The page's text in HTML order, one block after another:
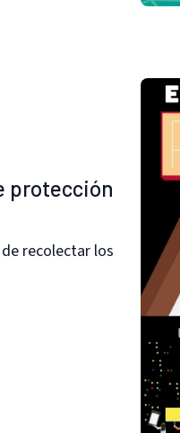
protección
recolectar los